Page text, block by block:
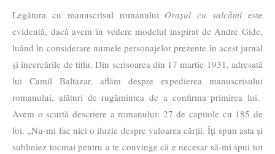
Legătura cu manuscrisul romanului Orașul cu salcâmi este
evidentă, dacă avem în vedere modelul inspirat de André Gide,
luând în considerare numele personajelor prezente în acest jurnal
și încercările de titlu. Din scrisoarea din 17 martie 1931, adresată
lui Camil Baltazar, aflăm despre expedierea manuscrisului
romanului, alături de rugămintea de a confirma primirea lui.
Avem o scurtă descriere a romanului: 27 de capitole cu 185 de
foi. „Nu-mi fac nici o iluzie despre valoarea cărții. Îţi spun asta și
subliniez tocmai pentru a te convinge că e necesar să-mi spui tot